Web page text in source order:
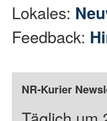
Lokales:
Feedback:
NR-Kurier